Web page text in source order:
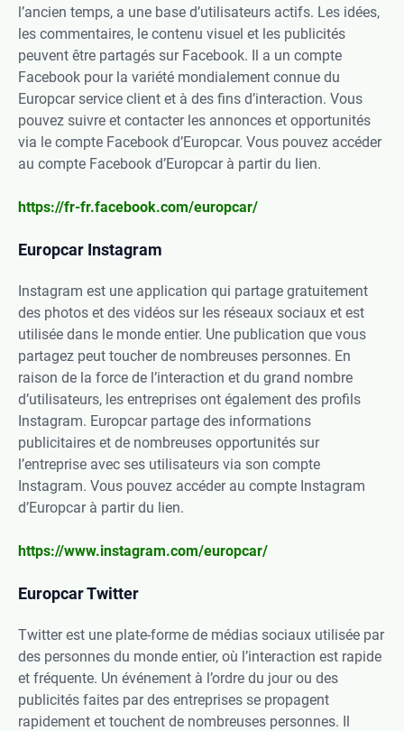
l’ancien temps, a une base d’utilisateurs actifs. Les idées,
les commentaires, le contenu visuel et les publicités
peuvent être partagés sur Facebook. Il a un compte
Facebook pour la variété mondialement connue du
Europcar service client et à des fins d’interaction. Vous
pouvez suivre et contacter les annonces et opportunités
via le compte Facebook d’Europcar. Vous pouvez accéder
au compte Facebook d’Europcar à partir du lien.
https://fr-fr.facebook.com/europcar/
Europcar Instagram
Instagram est une application qui partage gratuitement
des photos et des vidéos sur les réseaux sociaux et est
utilisée dans le monde entier. Une publication que vous
partagez peut toucher de nombreuses personnes. En
raison de la force de l’interaction et du grand nombre
d’utilisateurs, les entreprises ont également des profils
Instagram. Europcar partage des informations
publicitaires et de nombreuses opportunités sur
l’entreprise avec ses utilisateurs via son compte
Instagram. Vous pouvez accéder au compte Instagram
d’Europcar à partir du lien.
https://www.instagram.com/europcar/
Europcar Twitter
Twitter est une plate-forme de médias sociaux utilisée par
des personnes du monde entier, où l’interaction est rapide
et fréquente. Un événement à l’ordre du jour ou des
publicités faites par des entreprises se propagent
rapidement et touchent de nombreuses personnes. Il